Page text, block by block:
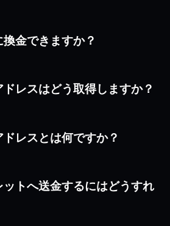
金できますか？
レスはどう取得しますか？
レスとは何ですか？
トへ送金するにはどうすれ